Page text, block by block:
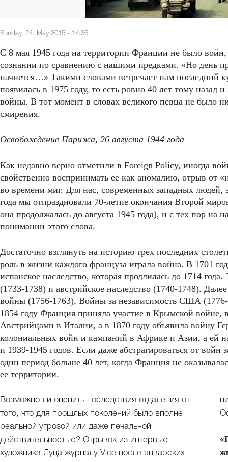
Sunday, 24. May 2015 - 14:36
С 8 мая 1945 года на территории Франции не было
сознании по сравнению с нашими предками. «Но день
начнется…» Такими словами встречает нам последний
появилась в 1975 году, то есть ровно 40 лет тому назад
войны. В тот момент в словах великого певца не было
смирения.
Освобождение Парижа, 26 августа 1944 года
Как недавно верно отметили в Foreign Policy, иногда
свойственно воспринимать ее как аномалию, отрыв от
во времени миг. Для нас, современных западных людей,
года мы отпраздновали 70-летие окончания Второй
она продолжалась до августа 1945 года), и с тех пор
понимании этого слова.
Достаточно взглянуть на историю трех последних
роль в жизни каждого француза играла война. В 1701
испанское наследство, которая продлилась до 1714
(1733-1738) и австрийское наследство (1740-1748).
войны (1756-1763), Войны за независимость США
1854 году Франция приняла участие в Крымской
Австрийцами в Италии, а в 1870 году объявила войну
колониальных войн и кампаний в Африке и Азии, а ей
и 1939-1945 годов. Если даже абстрагироваться от
один период больше 40 лет, когда Франция не
ее территории.
Возможно ли оценить последствия отдаления от
того, что для прошлых поколений было вполне
реальной угрозой или даже печальной
действительностью? Отрывок из интервью
художника Луца журналу Vice после январских